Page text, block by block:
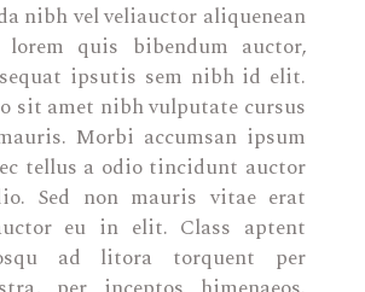
nibh vel veliauctor aliquenean
quis bibendum auctor,
ipsutis sem nibh id elit.
sit amet nibh vulputate cursus
Morbi accumsan ipsum
tellus a odio tincidunt auctor
Sed non mauris vitae erat
eu in elit. Class aptent
ad litora torquent per